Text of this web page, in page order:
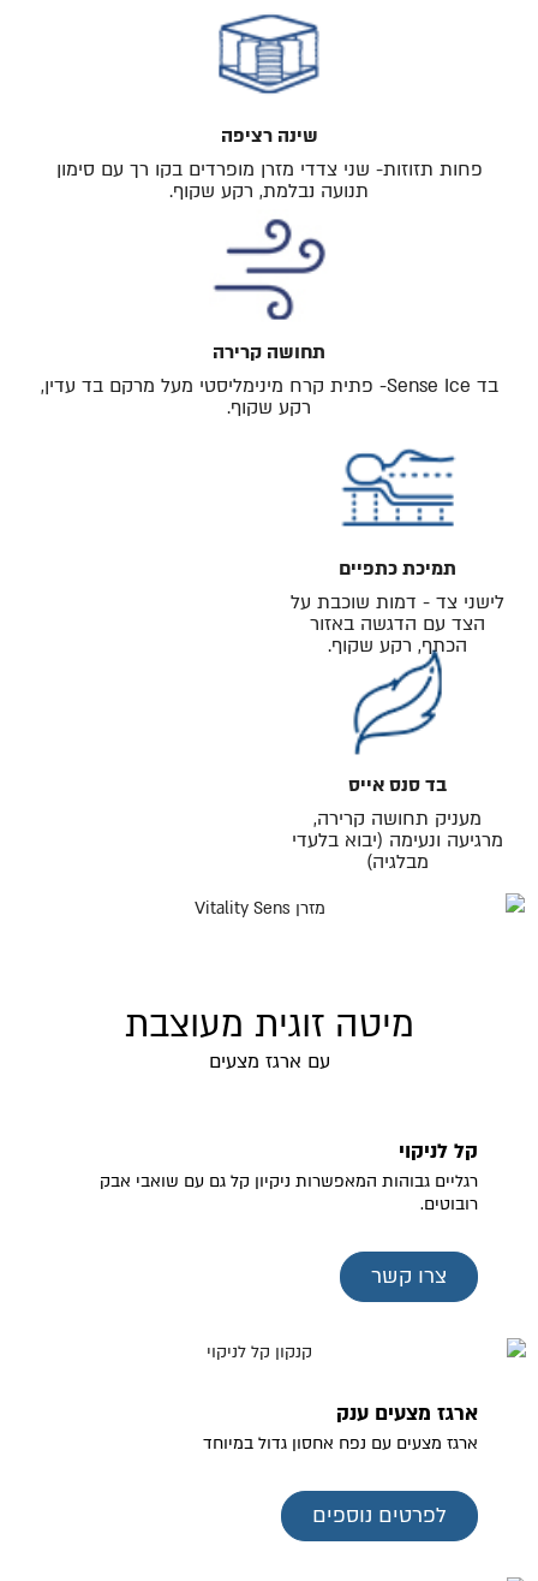
שינה רציפה
פחות תזוזות- שני צדדי מזרן מופרדים בקו רך עם סימון
תנועה נבלמת, רקע שקוף.
תחושה קרירה
בד Sense Ice- פתית קרח מינימליסטי מעל מרקם בד עדין,
רקע שקוף.
תמיכת כתפיים
לישני צד - דמות שוכבת על
הצד עם הדגשה באזור
הכתף, רקע שקוף.
בד סנס אייס
מעניק תחושה קרירה,
מרגיעה ונעימה (יבוא בלעדי
מבלגיה)
מיטה זוגית מעוצבת
עם ארגז מצעים
קל לניקוי
רגליים גבוהות המאפשרות ניקיון קל גם עם שואבי אבק
רובוטים.
צרו קשר
ארגז מצעים ענק
ארגז מצעים עם נפח אחסון גדול במיוחד
לפרטים נוספים